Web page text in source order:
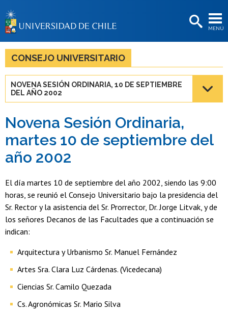
MENÚ
BIBLIOTECAS
LA UNIVERSIDAD
Funcionarias/os
CONSEJO UNIVERSITARIO
NOVENA SESIÓN ORDINARIA, 10 DE SEPTIEMBRE
DEL AÑO 2002
Novena Sesión Ordinaria,
martes 10 de septiembre del
año 2002
El día martes 10 de septiembre del año 2002, siendo las 9:00
horas, se reunió el Consejo Universitario bajo la presidencia del
Sr. Rector y la asistencia del Sr. Prorrector, Dr. Jorge Litvak, y de
los señores Decanos de las Facultades que a continuación se
indican:
Arquitectura y Urbanismo Sr. Manuel Fernández
Artes Sra. Clara Luz Cárdenas. (Vicedecana)
Ciencias Sr. Camilo Quezada
Cs. Agronómicas Sr. Mario Silva